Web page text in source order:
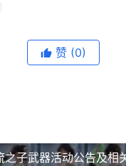
赞 (0)
之子武器活动公告及相